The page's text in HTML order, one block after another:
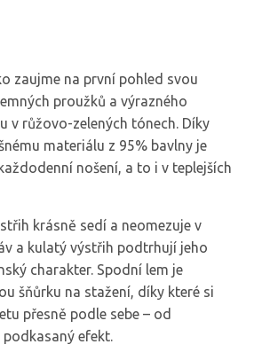
zaujme na první pohled svou
proužků a výrazného
v růžovo-zelených tónech. Díky
materiálu z 95% bavlny je
nošení, a to i v teplejších
krásně sedí a neomezuje v
a kulatý výstřih podtrhují jeho
charakter. Spodní lem je
šňůrku na stažení, díky které si
přesně podle sebe – od
efekt.